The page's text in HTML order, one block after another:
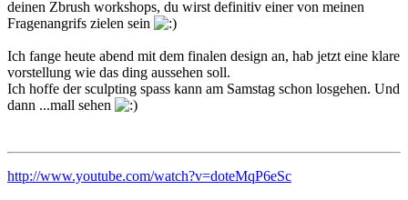
deinen Zbrush workshops, du wirst definitiv einer von meinen
Fragenangrifs zielen sein
Ich fange heute abend mit dem finalen design an, hab jetzt eine klare
vorstellung wie das ding aussehen soll.
Ich hoffe der sculpting spass kann am Samstag schon losgehen. Und
dann ...mall sehen
http://www.youtube.com/watch?v=doteMqP6eSc